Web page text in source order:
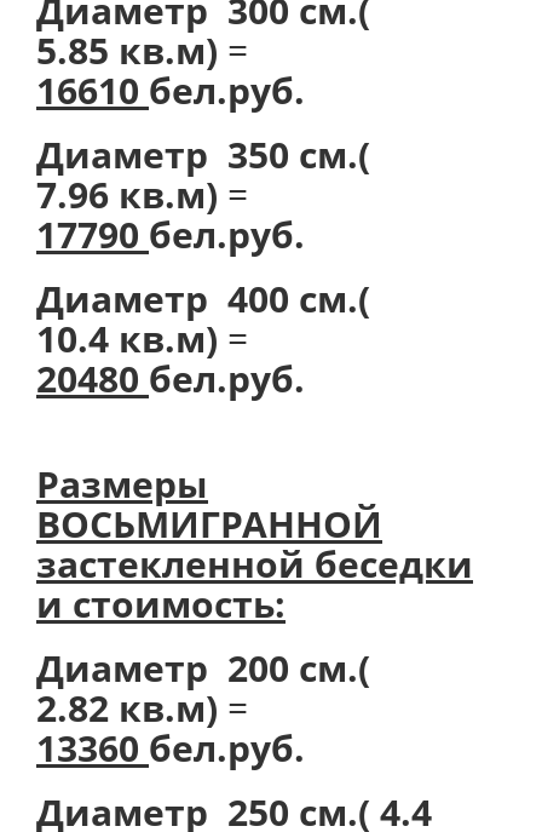
Диаметр 300 см.(
5.85 кв.м) =
16610 бел.руб.
Диаметр 350 см.(
7.96 кв.м) =
17790 бел.руб.
Диаметр 400 см.(
10.4 кв.м) =
20480 бел.руб.
Размеры
ВОСЬМИГРАННОЙ
застекленной беседки
и стоимость:
Диаметр 200 см.(
2.82 кв.м) =
13360 бел.руб.
Диаметр 250 см.( 4.4